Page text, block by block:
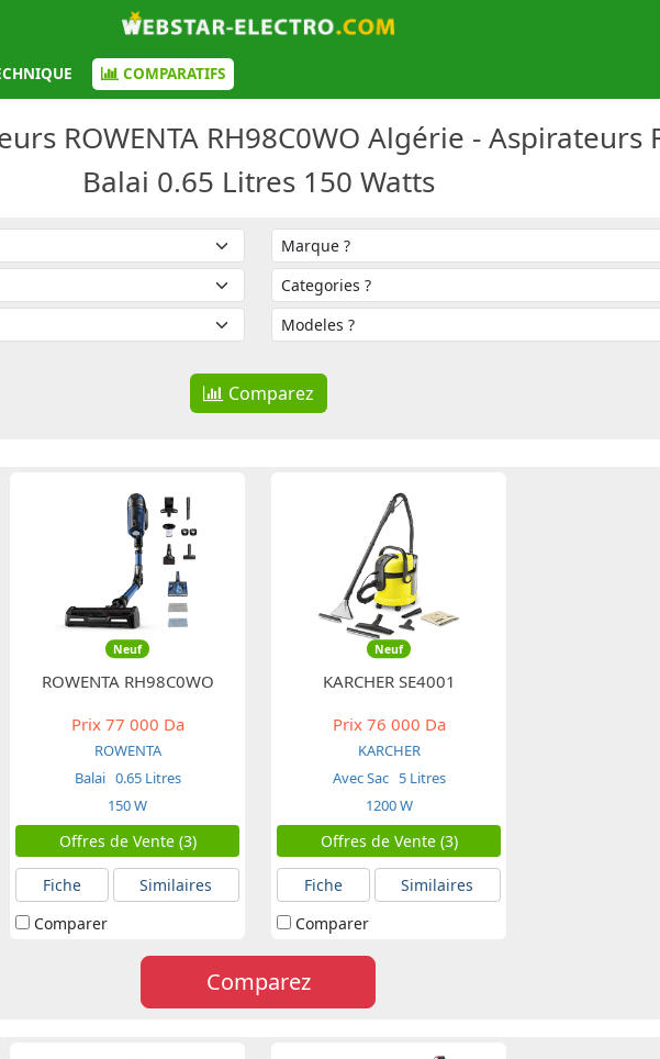
COMPARATIFS
ROWENTA RH98C0WO Algérie - Aspirateurs
Balai 0.65 Litres 150 Watts
Comparez
Neuf
ROWENTA RH98C0WO
Prix77 000 Da
ROWENTA
Balai 0.65 Litres
150 W
Offres de Vente (3)
Fiche
Similaires
Comparer
Neuf
KARCHER SE4001
Prix76 000 Da
KARCHER
Avec Sac 5 Litres
1200 W
Offres de Vente (3)
Fiche
Similaires
Comparer
Comparez